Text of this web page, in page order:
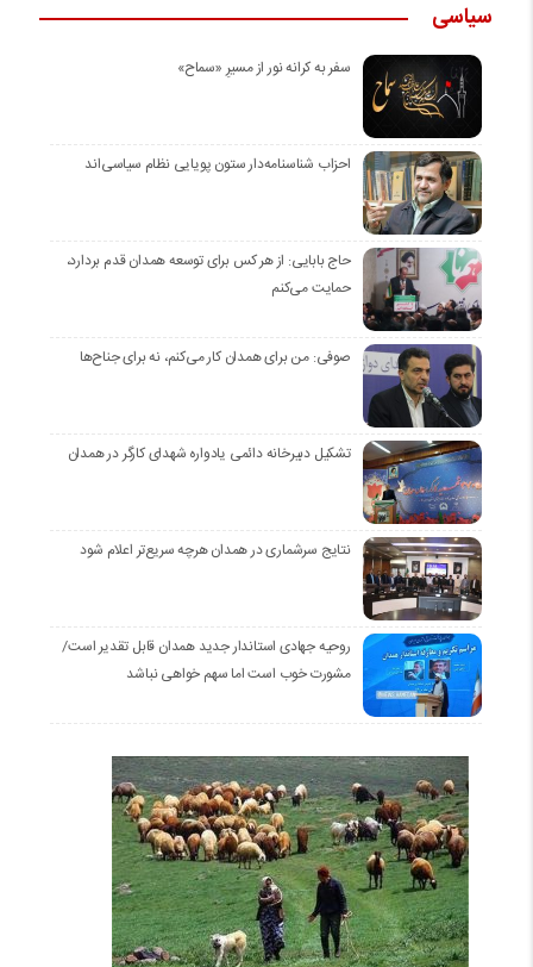
سیاسی
سفر به کرانه‌ نور از مسیرِ «سماح»
احزاب شناسنامه‌دار ستون پویایی نظام سیاسی‌اند
حاج بابایی: از هر کس برای توسعه همدان قدم بردارد،
حمایت می‌کنم
صوفی: من برای همدان کار می‌کنم، نه برای جناح‌ها
تشکیل دبیرخانه دائمی یادواره شهدای کارگر در همدان
نتایج سرشماری در همدان هرچه سریع‌تر اعلام شود
روحیه جهادی استاندار جدید همدان قابل تقدیر است/
مشورت خوب است اما سهم خواهی نباشد